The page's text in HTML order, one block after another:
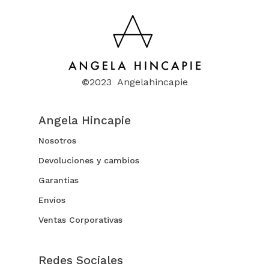
©2023 Angelahincapie
Angela Hincapie
Nosotros
Devoluciones y cambios
Garantías
Envíos
Ventas Corporativas
Redes Sociales